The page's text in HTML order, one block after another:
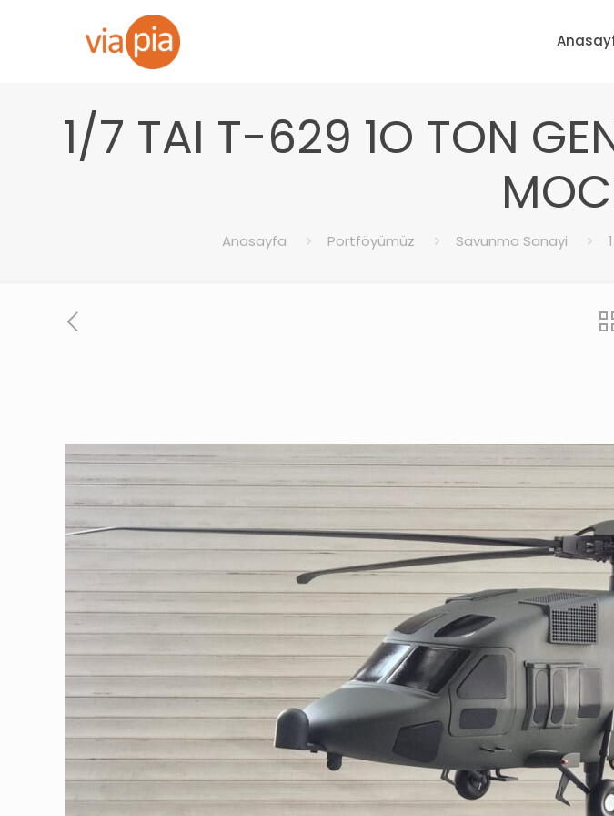
1/7 TAI T-629 1O TON
Anasayfa Portföyümüz Savunma Sanayi